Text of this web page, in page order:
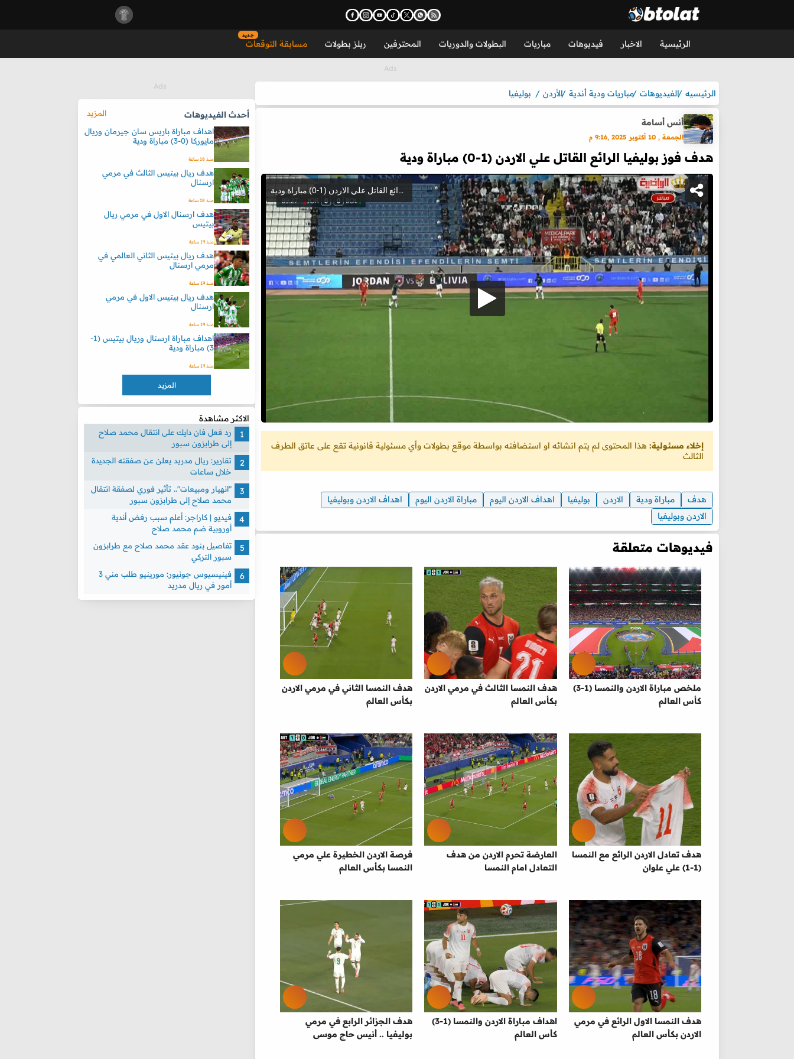
الرئيسية الاخبار فيديوهات مباريات البطولات والدوريات المحترفين ريلز بطولات مسابقة التوقعات
جديد
الرئيسيه الفيديوهات مباريات ودية أندية الأردن بوليفيا
أنس أسامة
الجمعة , 10 أكتوبر 2025 ,9:16 م
هدف فوز بوليفيا الرائع القاتل علي الاردن (1-0) مباراة ودية
إخلاء مسئولية: هذا المحتوى لم يتم انشائه او استضافته بواسطة موقع بطولات وأي مسئولية قانونية تقع على عاتق الطرف
الثالث
هدف مباراة ودية الاردن بوليفيا اهداف الاردن اليوم مباراة الاردن اليوم
اهداف الاردن وبوليفيا
الاردن وبوليفيا
فيديوهات متعلقة
ملخص مباراة الاردن والنمسا (1-3)
كأس العالم
هدف النمسا الثالث في مرمي الاردن
بكأس العالم
هدف النمسا الثاني في مرمي الاردن
بكأس العالم
هدف تعادل الاردن الرائع مع النمسا
(1-1) علي علوان
العارضة تحرم الاردن من هدف
التعادل امام النمسا
فرصة الاردن الخطيرة علي مرمي
النمسا بكأس العالم
هدف النمسا الاول الرائع في مرمي
الاردن بكأس العالم
اهداف مباراة الاردن والنمسا (1-3)
كأس العالم
هدف الجزائر الرابع في مرمي
بوليفيا .. أنيس حاج موسى
أحدث الفيديوهات
المزيد
اهداف مباراة باريس سان جيرمان وريال
مايوركا (0-3) مباراة ودية
منذ 18 ساعة
هدف ريال بيتيس الثالث في مرمي
ارسنال
منذ 18 ساعة
هدف ارسنال الاول في مرمي ريال
بيتيس
منذ 19 ساعة
هدف ريال بيتيس الثاني العالمي في
مرمي ارسنال
منذ 19 ساعة
هدف ريال بيتيس الاول في مرمي
ارسنال
منذ 19 ساعة
اهداف مباراة ارسنال وريال بيتيس (1-
3) مباراة ودية
منذ 19 ساعة
المزيد
الاكثر مشاهدة
رد فعل فان دايك على انتقال محمد صلاح
إلى طرابزون سبور
تقارير: ريال مدريد يعلن عن صفقته الجديدة
خلال ساعات
"انهيار ومبيعات".. تأثير فوري لصفقة انتقال
محمد صلاح إلى طرابزون سبور
فيديو | كاراجر: أعلم سبب رفض أندية
أوروبية ضم محمد صلاح
تفاصيل بنود عقد محمد صلاح مع طرابزون
سبور التركي
فينيسيوس جونيور: مورينيو طلب مني 3
أمور في ريال مدريد